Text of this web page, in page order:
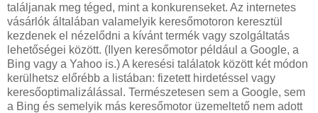
találjanak meg téged, mint a konkurenseket. Az internetes
vásárlók általában valamelyik keresőmotoron keresztül
kezdenek el nézelődni a kívánt termék vagy szolgáltatás
lehetőségei között. (Ilyen keresőmotor például a Google, a
Bing vagy a Yahoo is.) A keresési találatok között két módon
kerülhetsz előrébb a listában: fizetett hirdetéssel vagy
keresőoptimalizálással. Természetesen sem a Google, sem
a Bing és semelyik más keresőmotor üzemeltető nem adott